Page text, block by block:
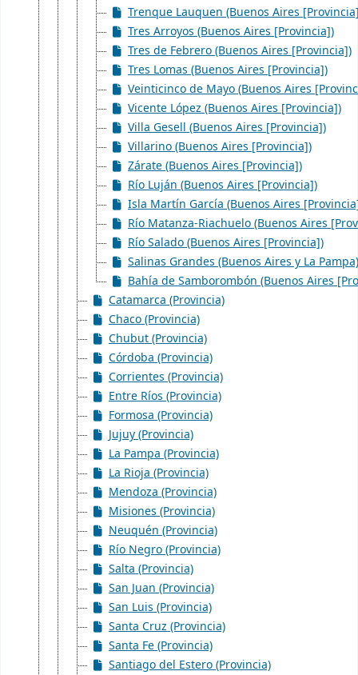
Trenque Lauquen (Buenos Aires
Tres Arroyos (Buenos Aires [Provincia])
Tres de Febrero (Buenos Aires [Provincia])
Tres Lomas (Buenos Aires [Provincia])
Veinticinco de Mayo (Buenos Aires
Vicente López (Buenos Aires [Provincia])
Villa Gesell (Buenos Aires [Provincia])
Villarino (Buenos Aires [Provincia])
Zárate (Buenos Aires [Provincia])
Río Luján (Buenos Aires [Provincia])
Isla Martín García (Buenos Aires
Río Matanza-Riachuelo (Buenos Aires
Río Salado (Buenos Aires [Provincia])
Salinas Grandes (Buenos Aires y La Pampa)
Bahía de Samborombón (Buenos Aires
Catamarca (Provincia)
Chaco (Provincia)
Chubut (Provincia)
Córdoba (Provincia)
Corrientes (Provincia)
Entre Ríos (Provincia)
Formosa (Provincia)
Jujuy (Provincia)
La Pampa (Provincia)
La Rioja (Provincia)
Mendoza (Provincia)
Misiones (Provincia)
Neuquén (Provincia)
Río Negro (Provincia)
Salta (Provincia)
San Juan (Provincia)
San Luis (Provincia)
Santa Cruz (Provincia)
Santa Fe (Provincia)
Santiago del Estero (Provincia)